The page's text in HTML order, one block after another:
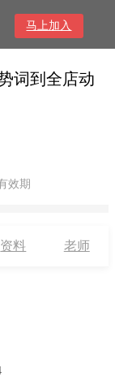
马上加入
词到全店动
效期
资料 老师